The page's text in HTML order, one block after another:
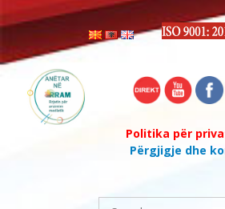
Politika për
Përgjigje dhe
Search